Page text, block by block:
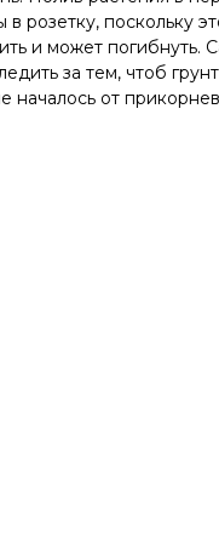
розетку, поскольку
и может погибнуть.
за тем, чтоб
от